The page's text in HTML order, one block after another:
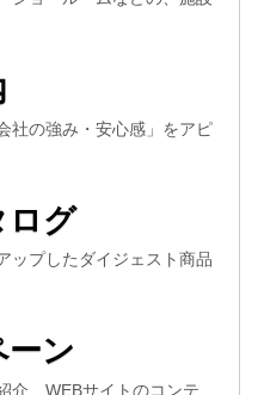
社の強み・安心感」をアピ
ログ
ップしたダイジェスト商品
ーン
介、WEBサイトのコンテ